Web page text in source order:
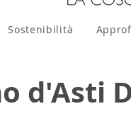
Sostenibilità
d'Asti